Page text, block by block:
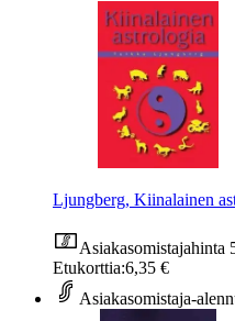
Ljungberg, Kiinalainen
Asiakasomistajahinta
Etukorttia:6,35 €
Asiakasomistaja-